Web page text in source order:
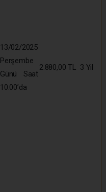
13/02/2025
Perşembe
Günü Saat
10:00’da
2.880,00 TL 3 Yıl